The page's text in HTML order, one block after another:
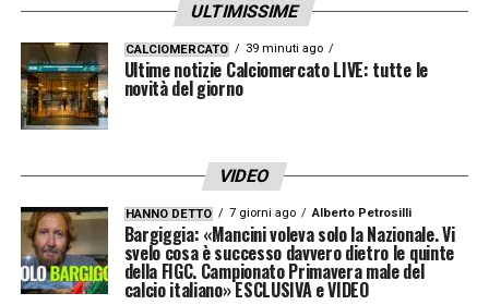
ULTIMISSIME
CALCIOMERCATO 39 minuti ago
Ultime notizie Calciomercato LIVE: tutte le
novità del giorno
VIDEO
HANNO DETTO 7 giorni ago Alberto Petrosilli
Bargiggia: «Mancini voleva solo la Nazionale. Vi
svelo cosa è successo davvero dietro le quinte
della FIGC. Campionato Primavera male del
calcio italiano» ESCLUSIVA e VIDEO